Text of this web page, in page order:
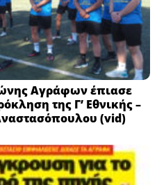
Αγράφων έπιασε
της Γ’ Εθνικής –
(vid)